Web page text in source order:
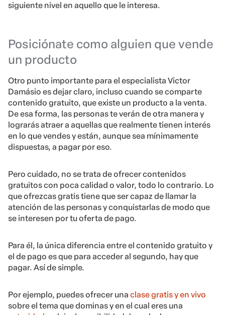
siguiente nivel en aquello que le interesa.
Posiciónate como alguien que vende
un producto
Otro punto importante para el especialista Victor
Damásio es dejar claro, incluso cuando se comparte
contenido gratuito, que existe un producto a la venta.
De esa forma, las personas te verán de otra manera y
lograrás atraer a aquellas que realmente tienen interés
en lo que vendes y están, aunque sea mínimamente
dispuestas, a pagar por eso.
Pero cuidado, no se trata de ofrecer contenidos
gratuitos con poca calidad o valor, todo lo contrario. Lo
que ofrezcas gratis tiene que ser capaz de llamar la
atención de las personas y conquistarlas de modo que
se interesen por tu oferta de pago.
Para él, la única diferencia entre el contenido gratuito y
el de pago es que para acceder al segundo, hay que
pagar. Así de simple.
Por ejemplo, puedes ofrecer una clase gratis y en vivo
sobre el tema que dominas y en el cual eres una